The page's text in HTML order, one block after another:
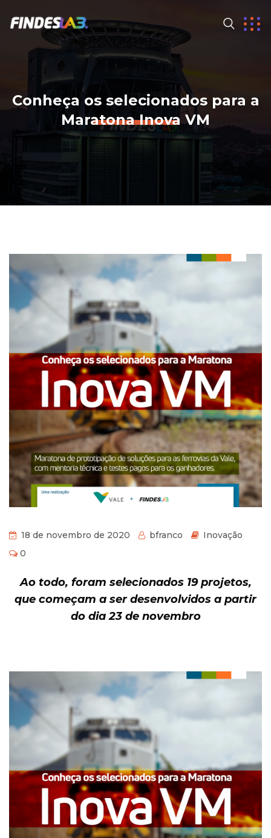
Conheça os selecionados para a
Maratona Inova VM
18 de novembro de 2020 bfranco
Inovação
0
Ao todo, foram selecionados 19 projetos,
que começam a ser desenvolvidos a partir
do dia 23 de novembro